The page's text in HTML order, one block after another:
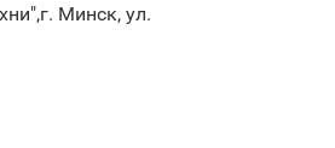
Минск, ул.